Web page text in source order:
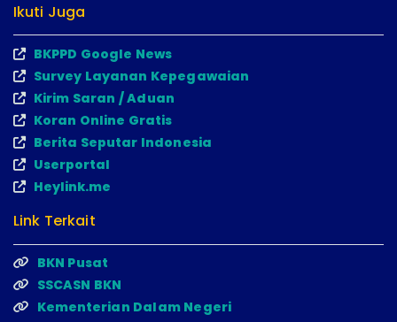
Ikuti Juga
BKPPD Google News
Survey Layanan Kepegawaian
Kirim Saran / Aduan
Koran Online Gratis
Berita Seputar Indonesia
Userportal
Heylink.me
Link Terkait
BKN Pusat
SSCASN BKN
Kementerian Dalam Negeri